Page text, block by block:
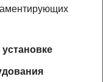
установке